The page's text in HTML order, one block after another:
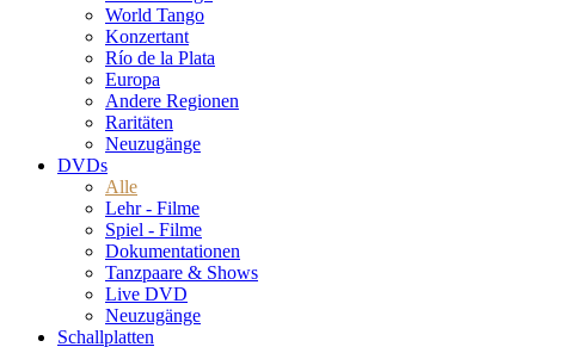
World Tango
Konzertant
Río de la Plata
Europa
Andere Regionen
Raritäten
Neuzugänge
DVDs
Alle
Lehr - Filme
Spiel - Filme
Dokumentationen
Tanzpaare & Shows
Live DVD
Neuzugänge
Schallplatten